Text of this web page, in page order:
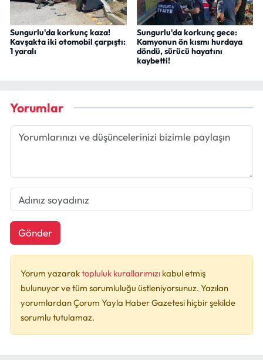
Sungurlu'da korkunç kaza!
Kavşakta iki otomobil çarpıştı:
1 yaralı
Sungurlu'da korkunç gece:
Kamyonun ön kısmı hurdaya
döndü, sürücü hayatını
kaybetti!
Yorumlar
Gönder
Yorum yazaraktopluluk kurallarımızı kabul etmiş
bulunuyor ve tüm sorumluluğu üstleniyorsunuz. Yazılan
yorumlardan Çorum Yayla Haber Gazetesi hiçbir şekilde
sorumlu tutulamaz.